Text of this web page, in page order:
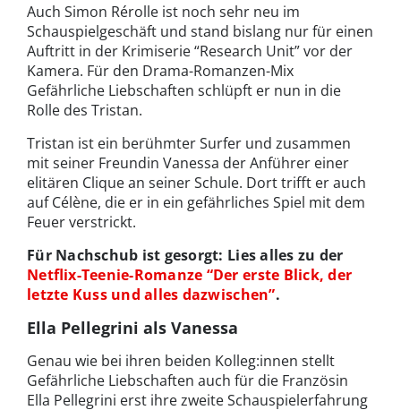
Auch Simon Rérolle ist noch sehr neu im
Schauspielgeschäft und stand bislang nur für einen
Auftritt in der Krimiserie “Research Unit” vor der
Kamera. Für den Drama-Romanzen-Mix
Gefährliche Liebschaften schlüpft er nun in die
Rolle des Tristan.
Tristan ist ein berühmter Surfer und zusammen
mit seiner Freundin Vanessa der Anführer einer
elitären Clique an seiner Schule. Dort trifft er auch
auf Célène, die er in ein gefährliches Spiel mit dem
Feuer verstrickt.
Für Nachschub ist gesorgt: Lies alles zu der
Netflix-Teenie-Romanze “Der erste Blick, der
letzte Kuss und alles dazwischen”.
Ella Pellegrini als Vanessa
Genau wie bei ihren beiden Kolleg:innen stellt
Gefährliche Liebschaften auch für die Französin
Ella Pellegrini erst ihre zweite Schauspielerfahrung